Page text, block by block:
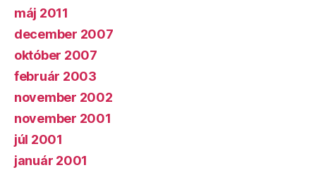
máj 2011
december 2007
október 2007
február 2003
november 2002
november 2001
júl 2001
január 2001